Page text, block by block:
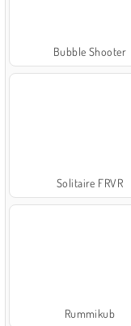
Bubble Shooter
Solitaire FRVR
Rummikub